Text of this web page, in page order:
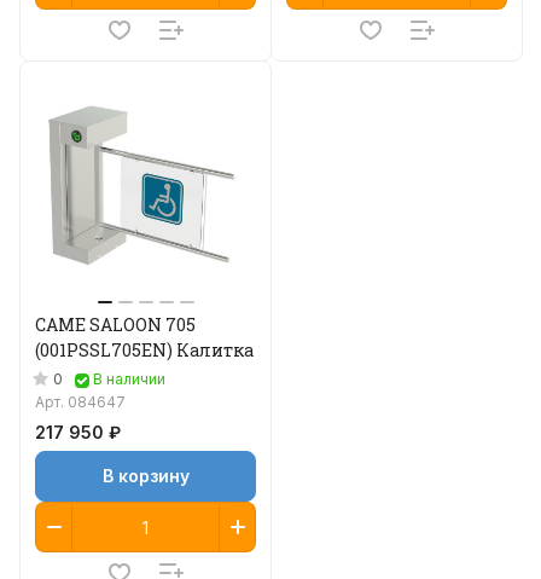
CAME SALOON 705
(001PSSL705EN) Калитка
0
В наличии
Арт. 084647
217 950 ₽
В корзину